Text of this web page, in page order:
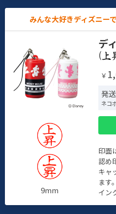
みんな大好きディズニー
9mm
デ
(
￥
発
ネコ
印面
認め
キャ
ます。
イン